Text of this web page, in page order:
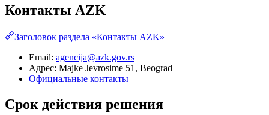
Контакты AZK
Заголовок раздела «Контакты AZK»
Email: agencija@azk.gov.rs
Адрес: Majke Jevrosime 51, Beograd
Официальные контакты
Срок действия решения